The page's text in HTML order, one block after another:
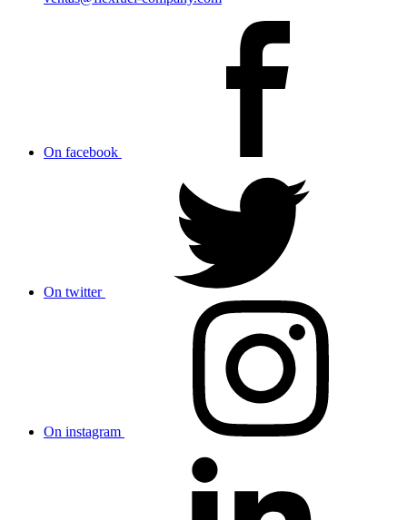
On facebook
On twitter
On instagram